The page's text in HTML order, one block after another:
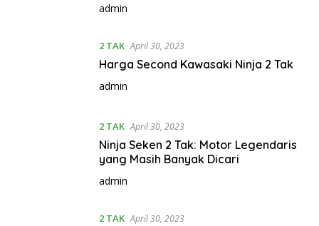
admin
2 TAK April 30, 2023
Harga Second Kawasaki Ninja 2 Tak
admin
2 TAK April 30, 2023
Ninja Seken 2 Tak: Motor Legendaris
yang Masih Banyak Dicari
admin
2 TAK April 30, 2023